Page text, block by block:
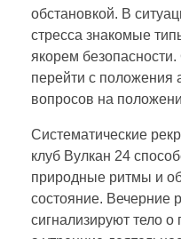
обстановкой. В
стресса знакомые
якорем
перейти с положения
вопросов на
Систематические
клуб Вулкан 24
природные ритмы и
состояние. Вечерние
сигнализируют тело